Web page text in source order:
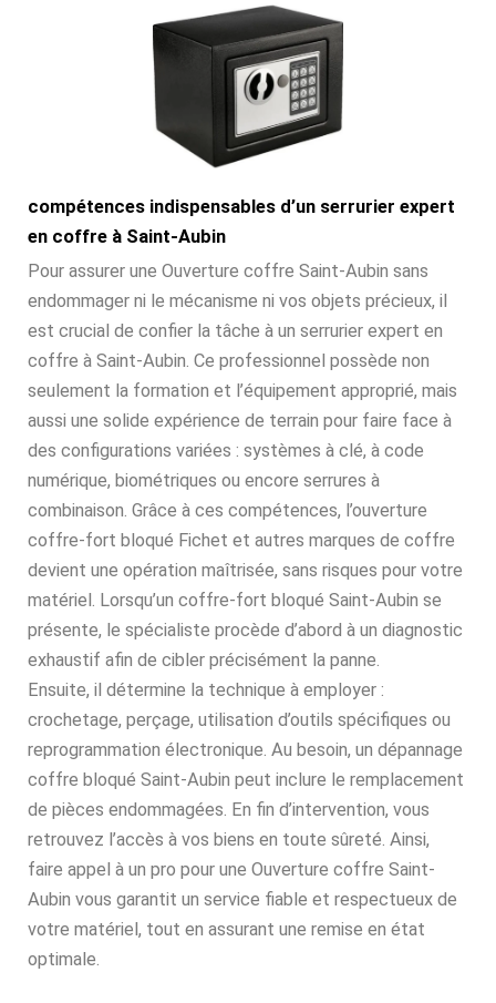
compétences indispensables d’un serrurier expert
en coffre à Saint-Aubin
Pour assurer une Ouverture coffre Saint-Aubin sans
endommager ni le mécanisme ni vos objets précieux, il
est crucial de confier la tâche à un serrurier expert en
coffre à Saint-Aubin. Ce professionnel possède non
seulement la formation et l’équipement approprié, mais
aussi une solide expérience de terrain pour faire face à
des configurations variées : systèmes à clé, à code
numérique, biométriques ou encore serrures à
combinaison. Grâce à ces compétences, l’ouverture
coffre-fort bloqué Fichet et autres marques de coffre
devient une opération maîtrisée, sans risques pour votre
matériel. Lorsqu’un coffre-fort bloqué Saint-Aubin se
présente, le spécialiste procède d’abord à un diagnostic
exhaustif afin de cibler précisément la panne.
Ensuite, il détermine la technique à employer :
crochetage, perçage, utilisation d’outils spécifiques ou
reprogrammation électronique. Au besoin, un dépannage
coffre bloqué Saint-Aubin peut inclure le remplacement
de pièces endommagées. En fin d’intervention, vous
retrouvez l’accès à vos biens en toute sûreté. Ainsi,
faire appel à un pro pour une Ouverture coffre Saint-
Aubin vous garantit un service fiable et respectueux de
votre matériel, tout en assurant une remise en état
optimale.